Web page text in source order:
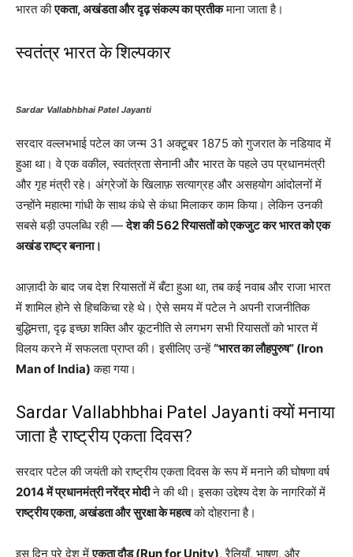
भारत कीएकता, अखंडता और दृढ़ संकल्प का प्रतीकमाना जाता है।
स्वतंत्र भारत के शिल्पकार
Sardar Vallabhbhai Patel Jayanti
सरदार वल्लभभाई पटेल का जन्म 31 अक्टूबर 1875 को गुजरात के नडियाद में
हुआ था। वे एक वकील, स्वतंत्रता सेनानी और भारत के पहले उप प्रधानमंत्री
और गृह मंत्री रहे। अंग्रेजों के खिलाफ़ सत्याग्रह और असहयोग आंदोलनों में
उन्होंने महात्मा गांधी के साथ कंधे से कंधा मिलाकर काम किया। लेकिन उनकी
सबसे बड़ी उपलब्धि रही —देश की 562 रियासतों को एकजुट कर भारत को एक
अखंड राष्ट्र बनाना।
आज़ादी के बाद जब देश रियासतों में बँटा हुआ था, तब कई नवाब और राजा भारत
में शामिल होने से हिचकिचा रहे थे। ऐसे समय में पटेल ने अपनी राजनीतिक
बुद्धिमत्ता, दृढ़ इच्छा शक्ति और कूटनीति से लगभग सभी रियासतों को भारत में
विलय करने में सफलता प्राप्त की। इसीलिए उन्हें“भारत का लौहपुरुष” (Iron
Man of India) कहा गया।
Sardar Vallabhbhai Patel Jayanti क्यों मनाया
जाता है राष्ट्रीय एकता दिवस?
सरदार पटेल की जयंती को राष्ट्रीय एकता दिवस के रूप में मनाने की घोषणा वर्ष
2014 में प्रधानमंत्री नरेंद्र मोदीने की थी। इसका उद्देश्य देश के नागरिकों में
राष्ट्रीय एकता, अखंडता और सुरक्षा के महत्वको दोहराना है।
इस दिन पूरे देश मेंएकता दौड़ (Run for Unity), रैलियाँ, भाषण, और